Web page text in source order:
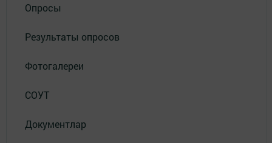
Опросы
Результаты опросов
Фотогалереи
СОУТ
Документлар